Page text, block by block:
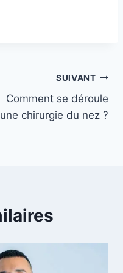
SUIVANT
Comment se déroule
une chirurgie du nez ?